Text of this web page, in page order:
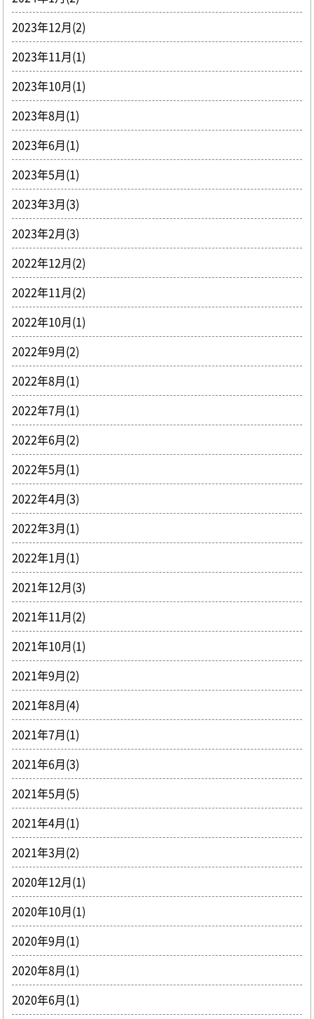
2023年12月(2)
2023年11月(1)
2023年10月(1)
2023年8月(1)
2023年6月(1)
2023年5月(1)
2023年3月(3)
2023年2月(3)
2022年12月(2)
2022年11月(2)
2022年10月(1)
2022年9月(2)
2022年8月(1)
2022年7月(1)
2022年6月(2)
2022年5月(1)
2022年4月(3)
2022年3月(1)
2022年1月(1)
2021年12月(3)
2021年11月(2)
2021年10月(1)
2021年9月(2)
2021年8月(4)
2021年7月(1)
2021年6月(3)
2021年5月(5)
2021年4月(1)
2021年3月(2)
2020年12月(1)
2020年10月(1)
2020年9月(1)
2020年8月(1)
2020年6月(1)